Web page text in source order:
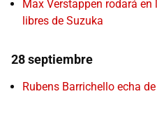
Max Verstappen rodará
libres de Suzuka
28 septiembre
Rubens Barrichello echa